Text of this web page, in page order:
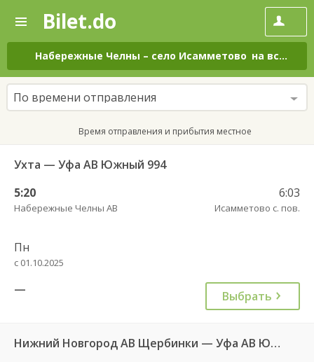
—
Поиск
и
покупка
билетов
на
автобус
онлайн
Bilet.do
Набережные Челны – село Исамметово на все дни
По времени отправления
Время отправления и прибытия местное
Ухта — Уфа АВ Южный 994
5:20
Набережные Челны АВ
6:03
Исамметово с. пов.
Пн
с 01.10.2025
— Выбрать
Нижний Новгород АВ Щербинки — Уфа АВ Южный 966